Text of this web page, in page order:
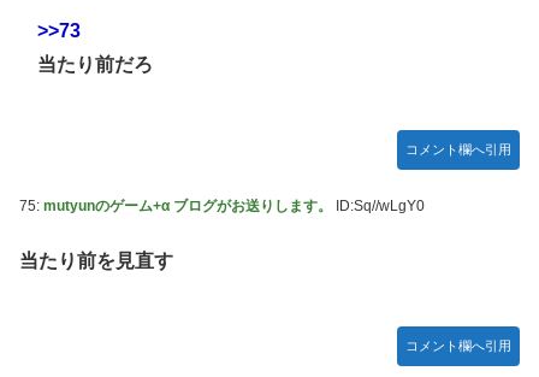
>>73
当たり前だろ
コメント欄へ引用
75: mutyunのゲーム+α ブログがお送りします。 ID:Sq//wLgY0
当たり前を見直す
コメント欄へ引用